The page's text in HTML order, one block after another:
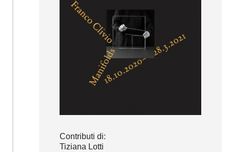
Contributi di:
Tiziana Lotti